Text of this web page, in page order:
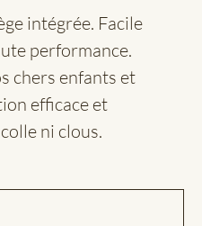
intégrée. Facile
performance.
chers enfants et
efficace et
ni clous.